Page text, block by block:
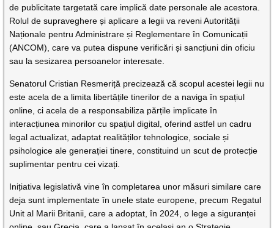
de publicitate targetată care implică date personale ale acestora.
Rolul de supraveghere și aplicare a legii va reveni Autorității
Naționale pentru Administrare și Reglementare în Comunicații
(ANCOM), care va putea dispune verificări și sancțiuni din oficiu
sau la sesizarea persoanelor interesate.
Senatorul Cristian Resmeriță precizează că scopul acestei legii nu
este acela de a limita libertățile tinerilor de a naviga în spațiul
online, ci acela de a responsabiliza părțile implicate în
interacțiunea minorilor cu spațiul digital, oferind astfel un cadru
legal actualizat, adaptat realităților tehnologice, sociale și
psihologice ale generației tinere, constituind un scut de protecție
suplimentar pentru cei vizați.
Inițiativa legislativă vine în completarea unor măsuri similare care
deja sunt implementate în unele state europene, precum Regatul
Unit al Marii Britanii, care a adoptat, în 2024, o lege a siguranței